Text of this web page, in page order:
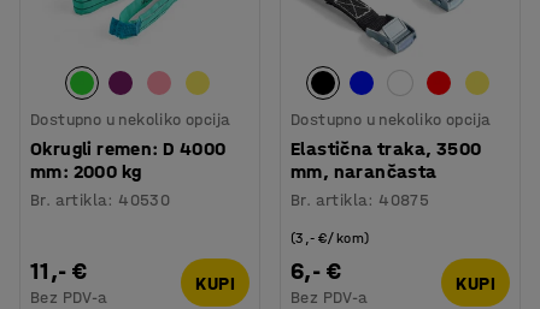
Dostupno u nekoliko opcija
Okrugli remen: D 4000
mm: 2000 kg
Br. artikla: 40530
11,- €
Bez PDV-a
KUPI
Dostupno u nekoliko opcija
Elastična traka, 3500
mm, narančasta
Br. artikla: 40875
6,- €
(3,- €/kom)
Bez PDV-a
KUPI